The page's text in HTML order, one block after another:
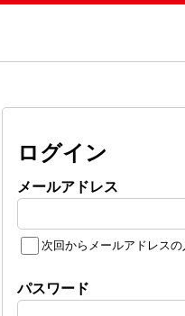
ログイン
メールアドレス
次回からメールアドレス
パスワード